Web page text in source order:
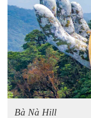
Bà Nà Hill